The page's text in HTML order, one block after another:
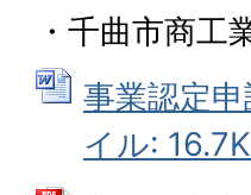
・千曲市商工
事業認定
イル: